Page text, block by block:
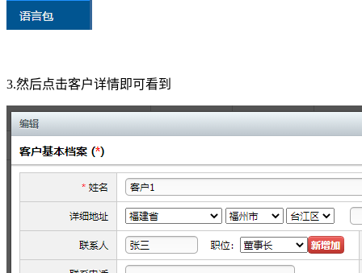
3.然后点击客户详情即可看到